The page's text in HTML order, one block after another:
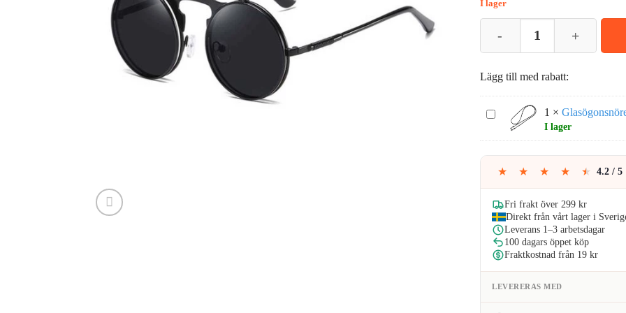
I lager
Lägg till med rabatt:
Glasögonsnöre
Halsrem
1 ×
I lager
★ ★ ★ ★ ★ 4.2 / 5
Fri frakt över 299 kr
Direkt från vårt lager i
Leverans 1–3 arbetsdagar
100 dagars öppet köp
Fraktkostnad från 19 kr
LEVERERAS MED